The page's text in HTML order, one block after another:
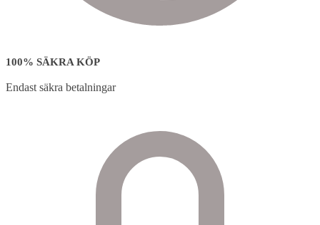
100% SÄKRA KÖP
Endast säkra betalningar